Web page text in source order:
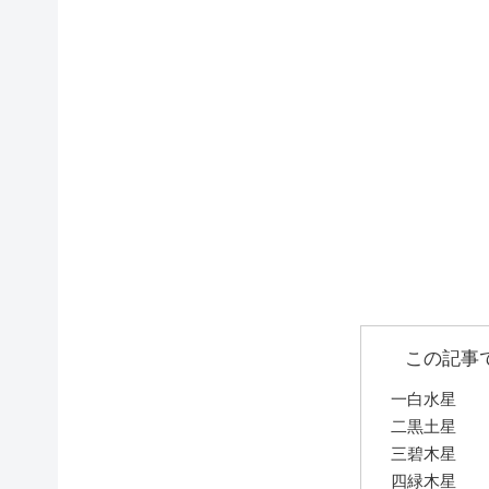
この記事
一白水星
二黒土星
三碧木星
四緑木星